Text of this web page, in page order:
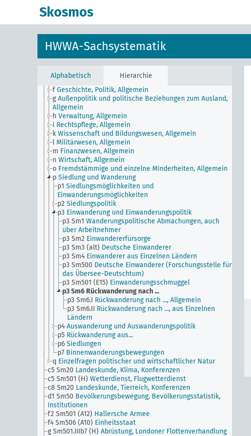
Skosmos
HWWA-Sachsystematik
Alphabetisch Hierarchie
a Literatur, Allgemein
Land und Leute, Politik und Wirtschaft, Allgemein
d Bevölkerung und Bevölkerungspolitik
f Geschichte, Politik, Allgemein
g Außenpolitik und politische Beziehungen zum Ausland,
Allgemein
h Verwaltung, Allgemein
i Rechtspflege, Allgemein
k Wissenschaft und Bildungswesen, Allgemein
l Militärwesen, Allgemein
m Finanzwesen, Allgemein
n Wirtschaft, Allgemein
o Fremdstämmige und einzelne Minderheiten, Allgemein
p Siedlung und Wanderung
p1 Siedlungsmöglichkeiten und
Einwanderungsmöglichkeiten
p2 Siedlungspolitik
p3 Einwanderung und Einwanderungspolitik
p3 Sm1 Wanderungspolitische Abmachungen, auch
über Arbeitnehmer
p3 Sm2 Einwandererfürsorge
p3 Sm3 (alt) Deutsche Einwanderer
p3 Sm4 Einwanderer aus Einzelnen Ländern
p3 Sm500 Deutsche Einwanderer (Forschungsstelle für
das Übersee-Deutschtum)
p3 Sm501 (E15) Einwanderungsschmuggel
p3 Sm6 Rückwanderung nach ...
p3 Sm6.I Rückwanderung nach ..., Allgemein
p3 Sm6.II Rückwanderung nach ..., aus Einzelnen
Ländern
p4 Auswanderung und Auswanderungspolitik
p5 Rückwanderung aus...
p6 Siedlungen
p7 Binnenwanderungsbewegungen
q Einzelfragen politischer und wirtschaftlicher Natur
c5 Sm20 Landeskunde, Klima, Konferenzen
c5 Sm501 (H) Wetterdienst, Flugwetterdienst
c8 Sm20 Landeskunde, Tierreich, Konferenzen
d1 Sm50 Bevölkerungsbewegung, Bevölkerungsstatistik,
Institutionen
f2 Sm501 (A12) Hallersche Armee
f4 Sm506 (A10) Einheitsstaat
g Sm501.IIIb7 (H) Abrüstung, Londoner Flottenverhandlung